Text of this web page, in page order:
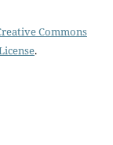
Commons
.